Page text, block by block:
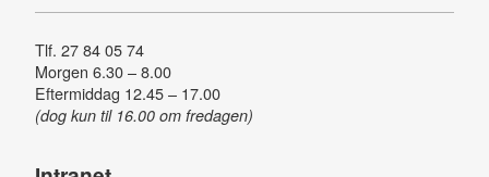
Tlf. 27 84 05 74
Morgen 6.30 – 8.00
Eftermiddag 12.45 – 17.00
(dog kun til 16.00 om fredagen)